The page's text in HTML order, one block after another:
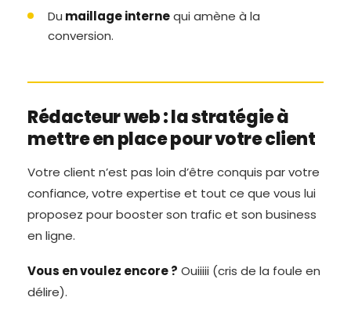
Du maillage internequi amène à la
conversion.
Rédacteur web : la stratégie à
mettre en place pour votre client
Votre client n’est pas loin d’être conquis par votre
confiance, votre expertise et tout ce que vous lui
proposez pour booster son trafic et son business
en ligne.
Vous en voulez encore ? Ouiiiii (cris de la foule en
délire).